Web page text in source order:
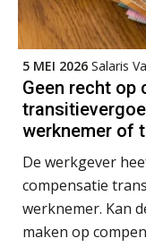
5 MEI 2026 Salaris
Geen recht op
werknemer of
De werkgever
compensatie
werknemer. Kan
maken op
SEP
17
SEP
17
SEP
17
SEP
SD